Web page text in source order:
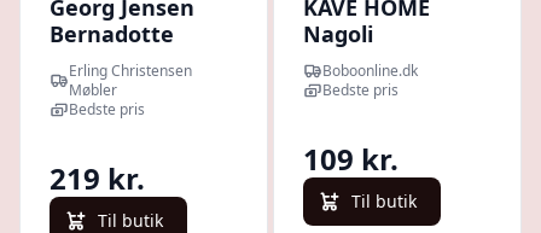
Georg Jensen
Bernadotte
tallerken 17 cm :
Erling
Christensen
Erling Christensen
Møbler
Bedste pris
219 kr.
Til butik
KAVE HOME
Nagoli
desserttallerken,
rund - brun
Boboonline.dk
Bedste pris
109 kr.
Til butik